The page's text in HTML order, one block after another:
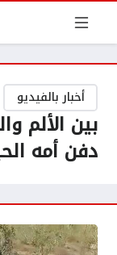
أخبار بالفيديو
بين الألم
دفن أمه